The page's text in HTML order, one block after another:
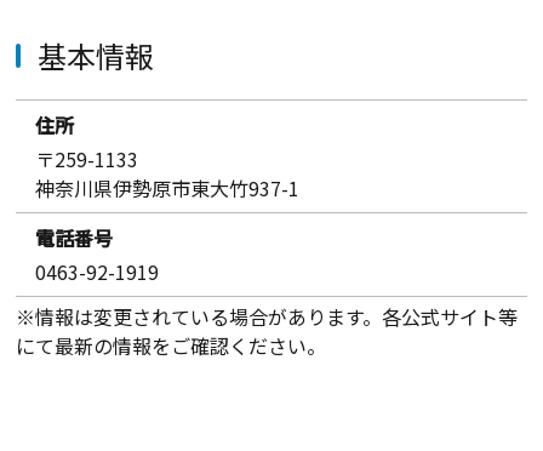
基本情報
住所
〒259-1133
神奈川県伊勢原市東大竹937-1
電話番号
0463-92-1919
※情報は変更されている場合があります。各公式サイト等
にて最新の情報をご確認ください。